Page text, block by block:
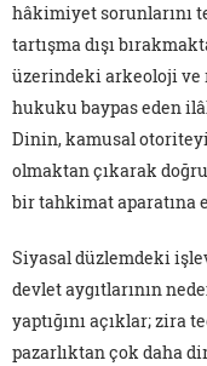
hâkimiyet sorunlarını
tartışma dışı
üzerindeki arkeoloji ve
hukuku baypas eden
Dinin, kamusal
olmaktan çıkarak
bir tahkimat aparatına
Siyasal düzlemdeki
devlet aygıtlarının
yaptığını açıklar; zira
pazarlıktan çok daha